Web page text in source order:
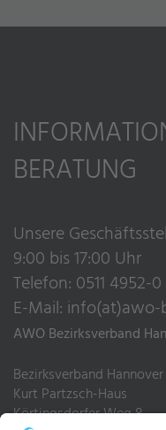
BERATUNG
Unsere
9:00 bis 17:00 Uhr
Telefon: 0511 4952-0
E-Mail: info(at)awo-
AWO Bezirksverband
Bezirksverband Hannover
Kurt Partzsch-Haus
Körtingsdorfer Weg 8